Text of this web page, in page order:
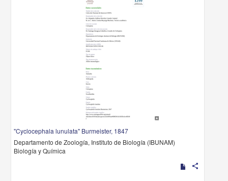
"Cyclocephala lunulata" Burmeister, 1847
Departamento de Zoología, Instituto de Biología (IBUNAM)
Biología y Química
share